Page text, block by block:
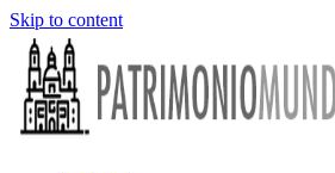
Skip to content